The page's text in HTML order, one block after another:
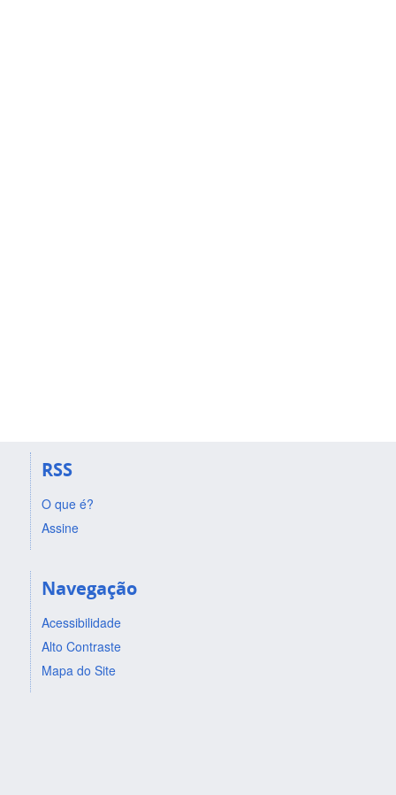
RSS
O que é?
Assine
Navegação
Acessibilidade
Alto Contraste
Mapa do Site